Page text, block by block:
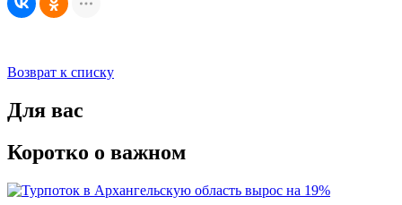
Возврат к списку
Для вас
Коротко о важном